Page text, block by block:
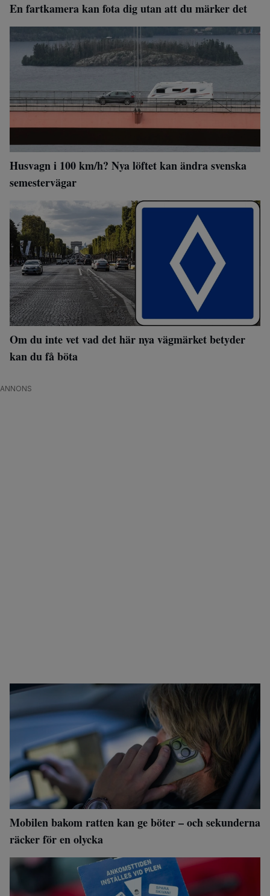
En fartkamera kan fota dig utan att du märker det
Husvagn i 100 km/h? Nya löftet kan ändra svenska
semestervägar
Om du inte vet vad det här nya vägmärket betyder
kan du få böta
ANNONS
Mobilen bakom ratten kan ge böter – och sekunderna
räcker för en olycka